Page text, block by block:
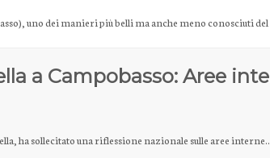
uno dei manieri più belli ma anche meno conosciuti
a Campobasso: Aree
ha sollecitato una riflessione nazionale sulle aree